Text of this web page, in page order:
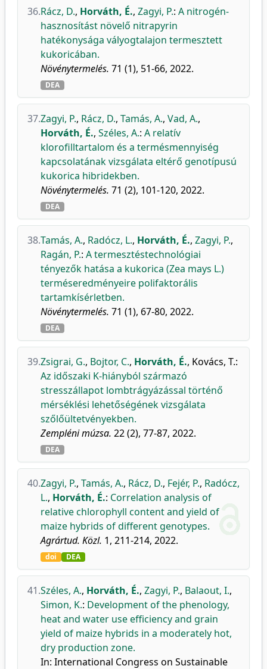
36.Rácz, D., Horváth, É., Zagyi, P.: A nitrogén-
hasznosítást növelő nitrapyrin
hatékonysága vályogtalajon termesztett
kukoricában.
Növénytermelés. 71 (1), 51-66, 2022.
DEA
37.Zagyi, P., Rácz, D., Tamás, A., Vad, A.,
Horváth, É., Széles, A.: A relatív
klorofilltartalom és a termésmennyiség
kapcsolatának vizsgálata eltérő genotípusú
kukorica hibridekben.
Növénytermelés. 71 (2), 101-120, 2022.
DEA
38.Tamás, A., Radócz, L., Horváth, É., Zagyi, P.,
Ragán, P.: A termesztéstechnológiai
tényezők hatása a kukorica (Zea mays L.)
terméseredményeire polifaktorális
tartamkísérletben.
Növénytermelés. 71 (1), 67-80, 2022.
DEA
39.Zsigrai, G., Bojtor, C., Horváth, É., Kovács, T.:
Az időszaki K-hiányból származó
stresszállapot lombtrágyázással történő
mérséklési lehetőségének vizsgálata
szőlőültetvényekben.
Zempléni múzsa. 22 (2), 77-87, 2022.
DEA
40.Zagyi, P., Tamás, A., Rácz, D., Fejér, P., Radócz,
L., Horváth, É.: Correlation analysis of
relative chlorophyll content and yield of
maize hybrids of different genotypes.
Agrártud. Közl. 1, 211-214, 2022.
doi DEA
41.Széles, A., Horváth, É., Zagyi, P., Balaout, I.,
Simon, K.: Development of the phenology,
heat and water use efficiency and grain
yield of maize hybrids in a moderately hot,
dry production zone.
In: International Congress on Sustainable